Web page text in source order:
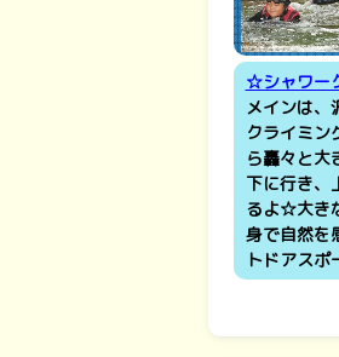
☆シャワー
メインは、
クライミン
ら轟々と大
下に行き、
るよ☆大き
身で自然を
トドアスポ